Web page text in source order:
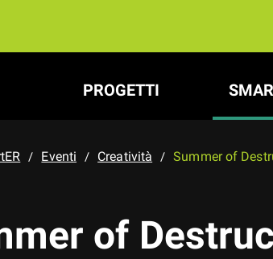
PROGETTI
/ Eventi / Creatività / Summer of
of